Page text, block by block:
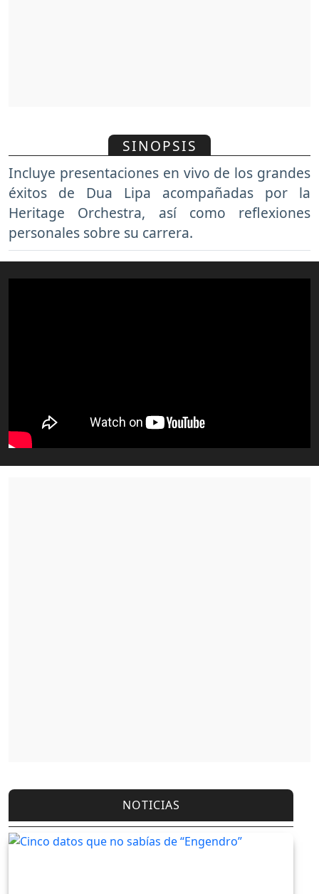
SINOPSIS
Incluye presentaciones en vivo de los grandes
éxitos de Dua Lipa acompañadas por la
Heritage Orchestra, así como reflexiones
personales sobre su carrera.
NOTICIAS